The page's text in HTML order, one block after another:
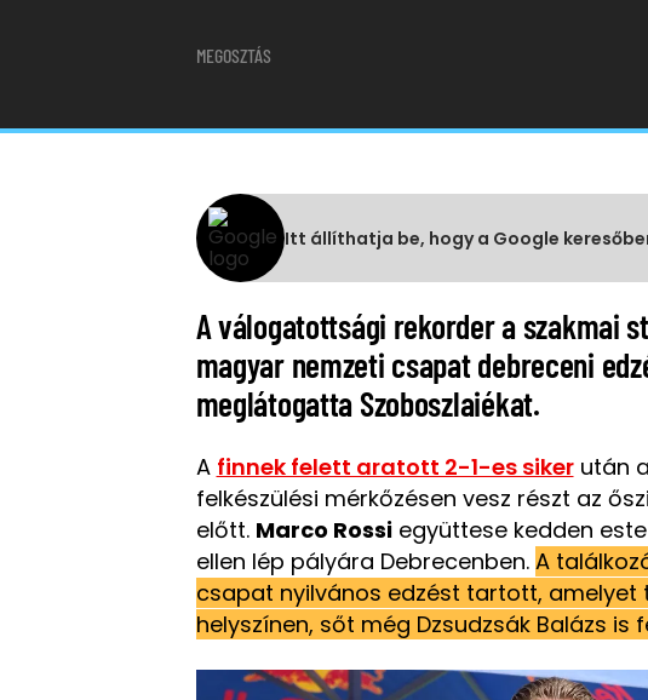
MEGOSZTÁS
Itt állíthatja be, hogy a Google
A válogatottsági rekorder a szakmai
magyar nemzeti csapat debreceni
meglátogatta Szoboszlaiékat.
A finnek felett aratott 2-1-es sikerután
felkészülési mérkőzésen vesz részt az
előtt. Marco Rossiegyüttese kedden este
ellen lép pályára Debrecenben. A
csapat nyilvános edzést tartott, amelyet
helyszínen, sőt még Dzsudzsák Balázs is